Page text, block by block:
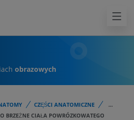
obrazowych
CZĘŚCI ANATOMICZNE
...
BRZEŻNE CIAŁA POWRÓZKOWATEGO